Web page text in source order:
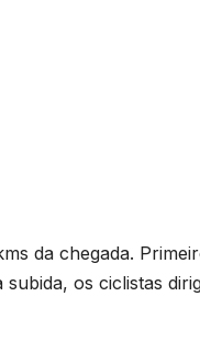
da chegada.
os ciclistas